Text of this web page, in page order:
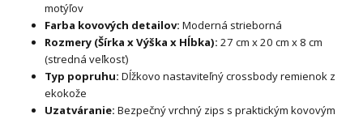
motýľov
Farba kovových detailov: Moderná strieborná
Rozmery (Šírka x Výška x Hĺbka): 27 cm x 20 cm x 8 cm
(stredná veľkosť)
Typ popruhu: Dĺžkovo nastaviteľný crossbody remienok z
ekokože
Uzatváranie: Bezpečný vrchný zips s praktickým kovovým